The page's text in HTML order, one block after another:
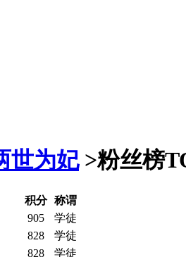
世为妃 >粉丝榜
积分 称谓
905
学徒
828
学徒
828
学徒